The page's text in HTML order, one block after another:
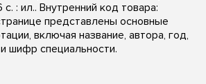
: ил.. Внутренний код товара:
представлены основные
включая название, автора, год,
шифр специальности.